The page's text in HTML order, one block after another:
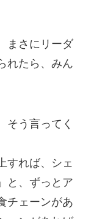
まさにリーダ
れたら、みん
そう言ってく
すれば、シェ
と、ずっとア
チェーンがあ